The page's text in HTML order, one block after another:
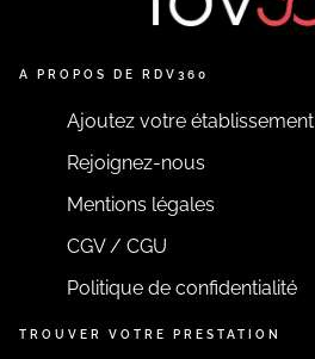
A PROPOS DE RDV360
Ajoutez votre établissement
Rejoignez-nous
Mentions légales
CGV / CGU
Politique de confidentialité
TROUVER VOTRE PRESTATION